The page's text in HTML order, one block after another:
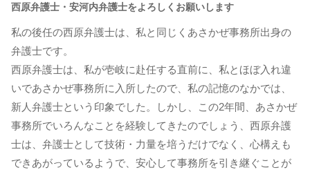
西原弁護士・安河内弁護士をよろしくお願いします
私の後任の西原弁護士は、私と同じくあさかぜ事務所出身の
弁護士です。
西原弁護士は、私が壱岐に赴任する直前に、私とほぼ入れ違
いであさかぜ事務所に入所したので、私の記憶のなかでは、
新人弁護士という印象でした。しかし、この2年間、あさかぜ
事務所でいろんなことを経験してきたのでしょう、西原弁護
士は、弁護士として技術・力量を培うだけでなく、心構えも
できあがっているようで、安心して事務所を引き継ぐことが